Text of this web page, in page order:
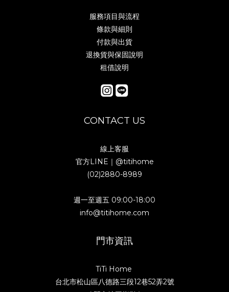
服務項目與流程
條款與細則
付款與出貨
退換貨與保固說明
租借說明
CONTACT US
線上客服
官方LINE｜ @titihome
(02)2880-8989
週一至週五 09:00-18:00
info@titihome.com
門市資訊
TiTi Home
台北市松山區八德路三段12巷52弄2號